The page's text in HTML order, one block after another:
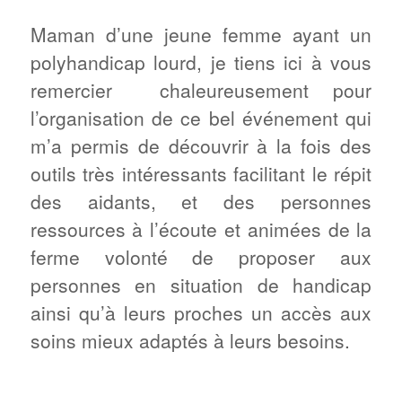
Maman d’une jeune femme ayant un
polyhandicap lourd, je tiens ici à vous
remercier chaleureusement pour
l’organisation de ce bel événement qui
m’a permis de découvrir à la fois des
outils très intéressants facilitant le répit
des aidants, et des personnes
ressources à l’écoute et animées de la
ferme volonté de proposer aux
personnes en situation de handicap
ainsi qu’à leurs proches un accès aux
soins mieux adaptés à leurs besoins.